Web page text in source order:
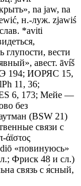
nа jaw, nа
н.-луж. zjawiś
*aviti
глупости, вести
авест. āvíš
194; ИОРЯС 15,
11, 36;
6, 173; Мейе —
без
(ВSW 21)
связи с
άϊστος
«повинуюсь»
Фриск 48 и сл.)
связь с я́сный,